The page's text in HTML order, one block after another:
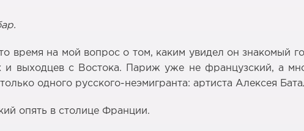
время на мой вопрос о том, каким увидел он знакомый
и выходцев с Востока. Париж уже не французский, а
одного русского-неэмигранта: артиста Алексея
опять в столице Франции.